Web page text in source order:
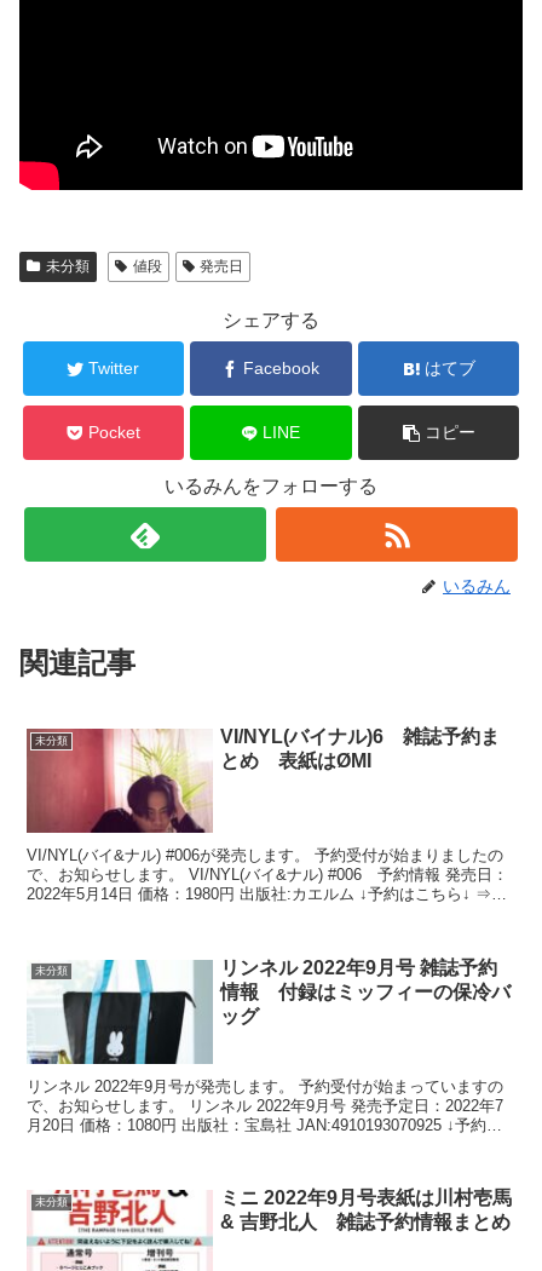
未分類 値段 発売日
シェアする
Twitter Facebook はてブ
Pocket LINE コピー
いるみんをフォローする
いるみん
関連記事
未分類
VI/NYL(バイナル)6 雑誌予約ま
とめ 表紙はØMI
VI/NYL(バイ&ナル) #006が発売します。 予約受付が始まりましたの
で、お知らせします。 VI/NYL(バイ&ナル) #006 予約情報 発売日：
2022年5月14日 価格：1980円 出版社:カエルム ↓予約はこちら↓ ⇒ア
未分類
リンネル 2022年9月号 雑誌予約
情報 付録はミッフィーの保冷バ
ッグ
リンネル 2022年9月号が発売します。 予約受付が始まっていますの
で、お知らせします。 リンネル 2022年9月号 発売予定日：2022年7
月20日 価格：1080円 出版社：宝島社 JAN:4910193070925 ↓予約は
未分類
ミニ 2022年9月号表紙は川村壱馬
& 吉野北人 雑誌予約情報まとめ